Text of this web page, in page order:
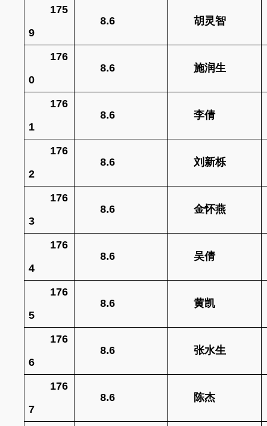
175
9
8.6 胡灵智
176
0
8.6 施润生
176
1
8.6 李倩
176
2
8.6 刘新栎
176
3
8.6 金怀燕
176
4
8.6 吴倩
176
5
8.6 黄凯
176
6
8.6 张水生
176
7
8.6 陈杰